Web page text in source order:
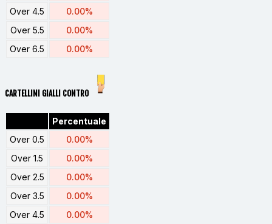
Over 4.5
0.00%
Over 5.5
0.00%
Over 6.5
0.00%
CARTELLINI GIALLI CONTRO
Percentuale
Over 0.5
0.00%
Over 1.5
0.00%
Over 2.5
0.00%
Over 3.5
0.00%
Over 4.5
0.00%